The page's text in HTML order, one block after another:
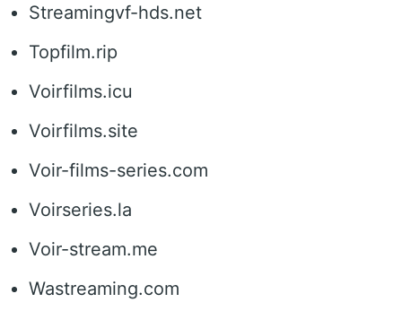
Streamingvf-hds.net
Topfilm.rip
Voirfilms.icu
Voirfilms.site
Voir-films-series.com
Voirseries.la
Voir-stream.me
Wastreaming.com